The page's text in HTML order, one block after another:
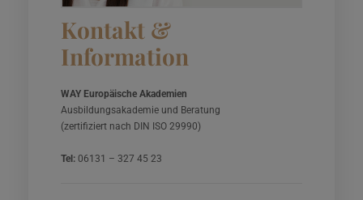
Kontakt &
Information
WAY Europäische Akademien
Ausbildungsakademie und Beratung
(zertifiziert nach DIN ISO 29990)
Tel: 06131 – 327 45 23